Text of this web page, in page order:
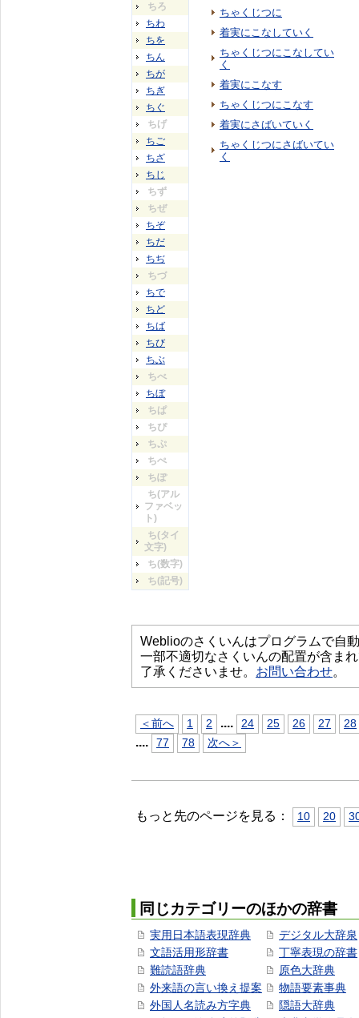
ちろ
ちわ
ちを
ちん
ちが
ちぎ
ちぐ
ちげ
ちご
ちざ
ちじ
ちず
ちぜ
ちぞ
ちだ
ちぢ
ちづ
ちで
ちど
ちば
ちび
ちぶ
ちべ
ちぼ
ちぱ
ちぴ
ちぷ
ちぺ
ちぽ
ち(アル
ファベッ
ト)
ち(タイ
文字)
ち(数字)
ち(記号)
ちゃくじつに
着実にこなしていく
ちゃくじつにこなしてい
く
着実にこなす
ちゃくじつにこなす
着実にさばいていく
ちゃくじつにさばいてい
く
Weblioのさくいんはプログラムで自
一部不適切なさくいんの配置が含ま
了承くださいませ。 お問い合わせ。
＜前へ 1 2 .... 24 25 26 27 28
.... 77 78 次へ＞
もっと先のページを見る： 10 20
同じカテゴリーのほかの辞書
実用日本語表現辞典
文語活用形辞書
難読語辞典
外来語の言い換え提案
外国人名読み方字典
デジタル大辞泉
丁寧表現の辞書
原色大辞典
物語要素事典
隠語大辞典